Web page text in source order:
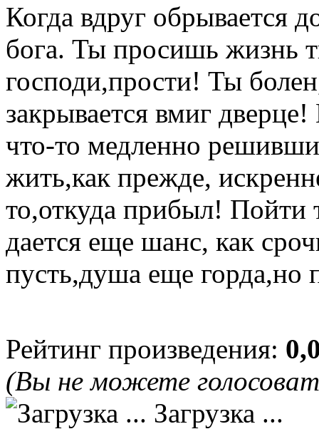
Когда вдруг обрывается
бога. Ты просишь жизнь
господи,прости! Ты
закрывается вмиг
что-то медленно
жить,как прежде,
то,откуда прибыл! Пойти
дается еще шанс, как
пусть,душа еще горда,но
Рейтинг произведения:
(Вы не можете
Загрузка ...